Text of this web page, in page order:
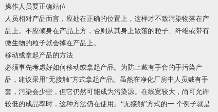
操作人员要正确站位
人员相对产品而言，应处在正确的位置上，这样才不致污染物落在产
品上。不应倾身在产品上方，否则从其身上散落的粒子、纤维或带有
微生物的粒子就会掉在产品上。
移动或拿起产品的方法
必须事先考虑好如何移动或拿起产品。为防止戴有手套的手污染产
品，建议采用“无接触”方式拿起产品。虽然在净化厂房中人员戴有手
套，污染会少些，但它仍然可能成为污染源。在线宽较大，尚可允许
较低的成品率时，这种方法仍在使用。“无接触”方式的一 个例子就是